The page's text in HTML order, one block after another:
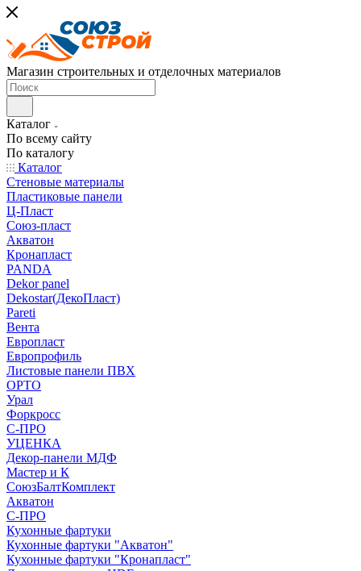
Магазин строительных и отделочных материалов
Каталог
По всему сайту
По каталогу
Каталог
Стеновые материалы
Пластиковые панели
Ц-Пласт
Союз-пласт
Акватон
Кронапласт
PANDA
Dekor panel
Dekostar(ДекоПласт)
Pareti
Вента
Европласт
Европрофиль
Листовые панели ПВХ
ОРТО
Урал
Форкросс
С-ПРО
УЦЕНКА
Декор-панели МДФ
Мастер и К
СоюзБалтКомплект
Акватон
С-ПРО
Кухонные фартуки
Кухонные фартуки "Акватон"
Кухонные фартуки "Кронапласт"